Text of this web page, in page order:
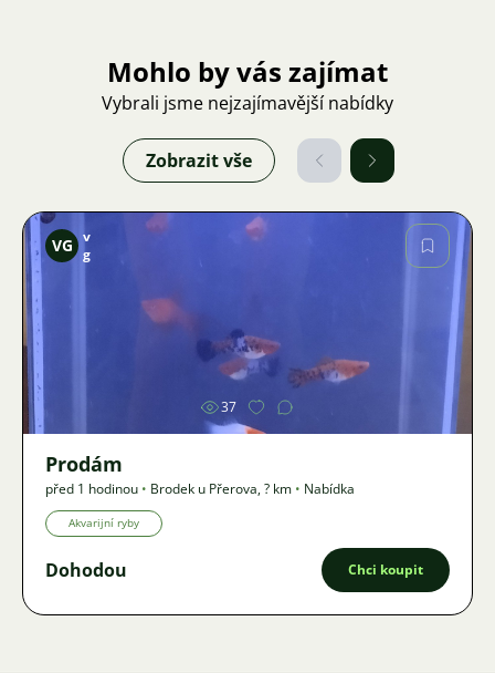
Mohlo by vás zajímat
Vybrali jsme nejzajímavější nabídky
Zobrazit vše
Obrázek
VG v
g
37
Prodám
před 1 hodinou • Brodek u Přerova,? km • Nabídka
Akvarijní ryby
Dohodou Chci koupit